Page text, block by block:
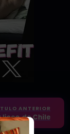
ANTERIOR
liceo de Chile